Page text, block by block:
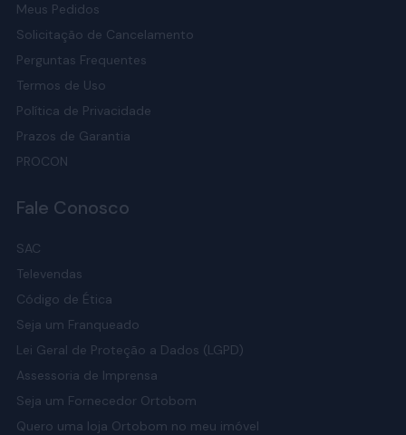
Meus Pedidos
Solicitação de Cancelamento
Perguntas Frequentes
Termos de Uso
Política de Privacidade
Prazos de Garantia
PROCON
Fale Conosco
SAC
Televendas
Código de Ética
Seja um Franqueado
Lei Geral de Proteção a Dados (LGPD)
Assessoria de Imprensa
Seja um Fornecedor Ortobom
Quero uma loja Ortobom no meu imóvel